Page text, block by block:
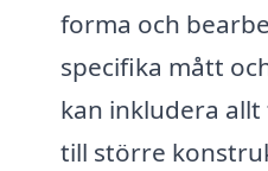
forma och
specifika mått
kan inkludera
till större